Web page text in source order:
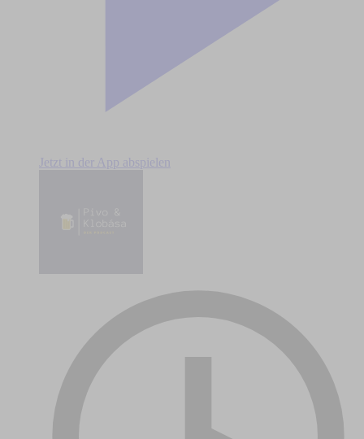
Jetzt in der App abspielen